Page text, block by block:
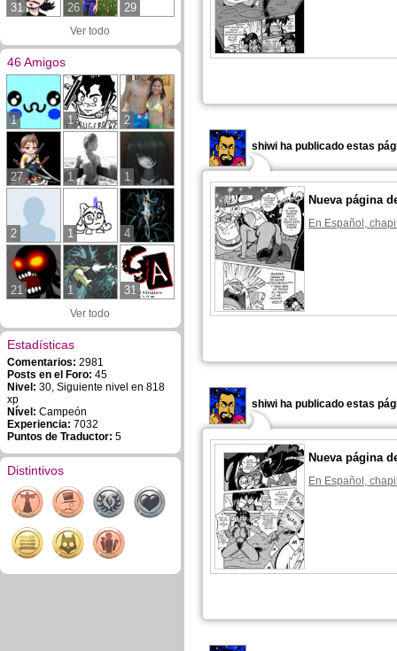
31 26 29
Ver todo
46 Amigos
1 1 2
27 1 1
2 1 4
21 1 31
Ver todo
Estadísticas
Comentarios: 2981
Posts en el Foro: 45
Nivel: 30, Siguiente nivel en 818
xp
Nível: Campeón
Experiencia: 7032
Puntos de Traductor: 5
Distintivos
shiwi ha publicado estas
Nueva página
En Español,
shiwi ha publicado estas
Nueva página
En Español,